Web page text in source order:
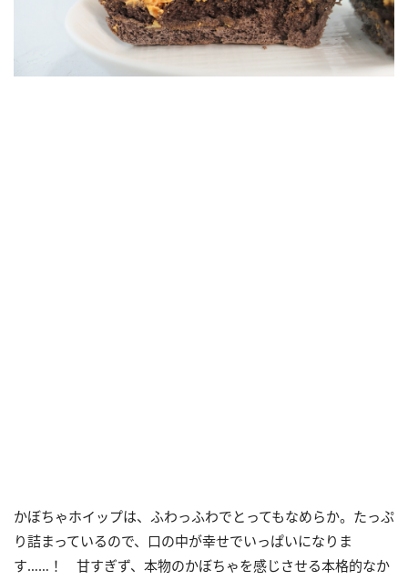
かぼちゃホイップは、ふわっふわでとってもなめらか。たっぷ
り詰まっているので、口の中が幸せでいっぱいになりま
す……！ 甘すぎず、本物のかぼちゃを感じさせる本格的なか